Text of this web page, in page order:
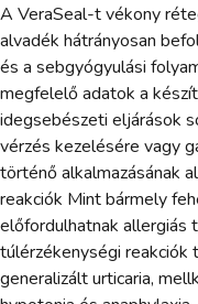
A VeraSeal-t vékony
alvadék hátrányosan
és a sebgyógyulási
megfelelő adatok a
idegsebészeti eljárások
vérzés kezelésére vagy
történő alkalmazásának
reakciók Mint bármely
előfordulhatnak allergiás
túlérzékenységi reakciók
generalizált urticaria,